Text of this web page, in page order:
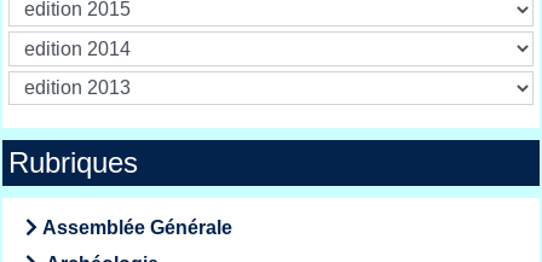
Rubriques
Assemblée Générale